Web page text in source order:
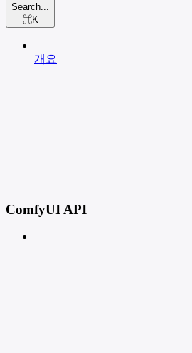
Search...
⌘K
개요
ComfyUI API